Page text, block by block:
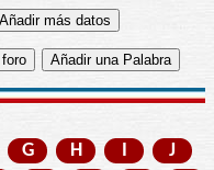
G H I
J